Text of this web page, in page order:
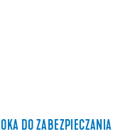
DO ZABEZPIECZANIA